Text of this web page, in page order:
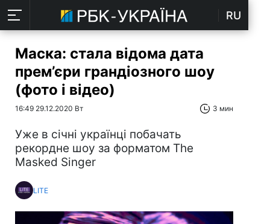
RU
Маска: стала відома дата
прем’єри грандіозного шоу
(фото і відео)
16:49 29.12.2020 Вт 3 мин
Уже в січні українці побачать
рекордне шоу за форматом The
Masked Singer
LITE